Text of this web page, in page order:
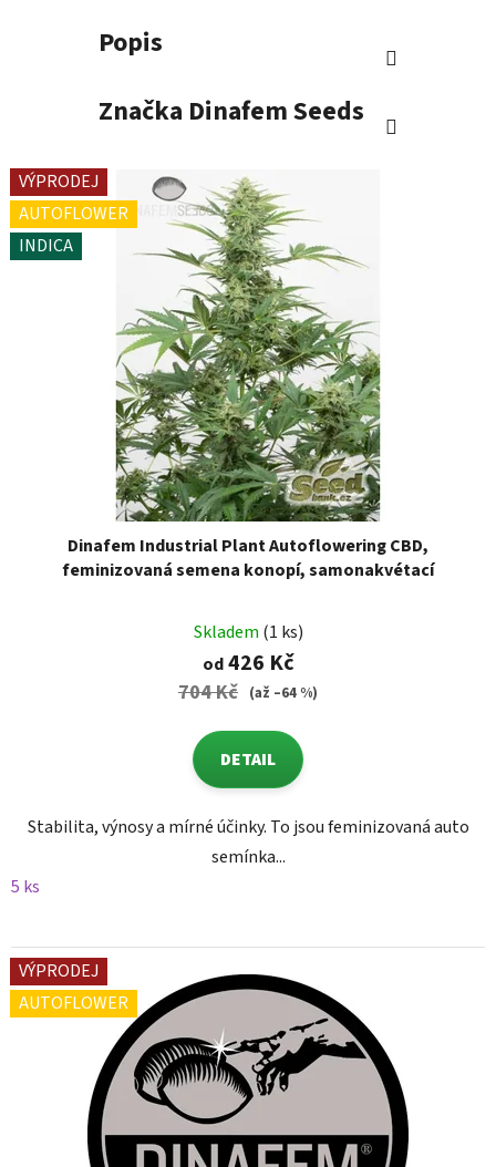
Popis
Značka Dinafem Seeds
VÝPRODEJ
AUTOFLOWER
INDICA
Dinafem Industrial Plant Autoflowering CBD,
feminizovaná semena konopí, samonakvétací
Skladem (1 ks)
od426 Kč
704 Kč (až –64 %)
DETAIL
Stabilita, výnosy a mírné účinky. To jsou feminizovaná auto
semínka...
5 ks
VÝPRODEJ
AUTOFLOWER